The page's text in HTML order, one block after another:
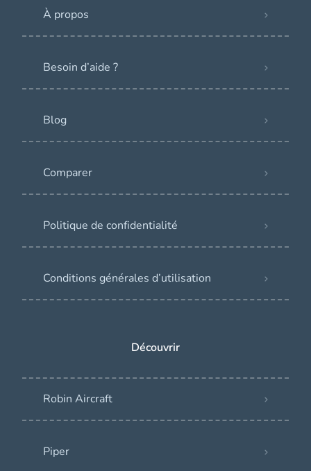
À propos
Besoin d’aide ?
Blog
Comparer
Politique de confidentialité
Conditions générales d’utilisation
Découvrir
Robin Aircraft
Piper